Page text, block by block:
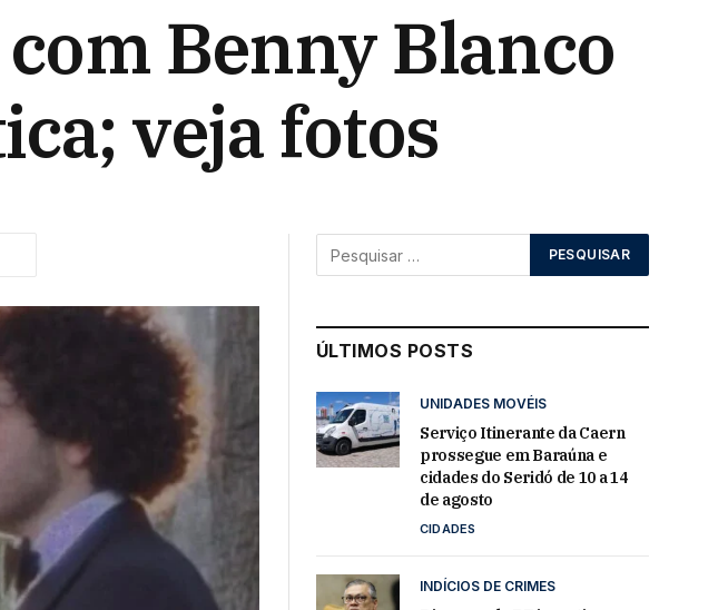
com Benny Blanco
veja fotos
ÚLTIMOS POSTS
UNIDADES MOVÉIS
Serviço Itinerante da Caern
prossegue em Baraúna e
cidades do Seridó de 10 a 14
de agosto
CIDADES
INDÍCIOS DE CRIMES